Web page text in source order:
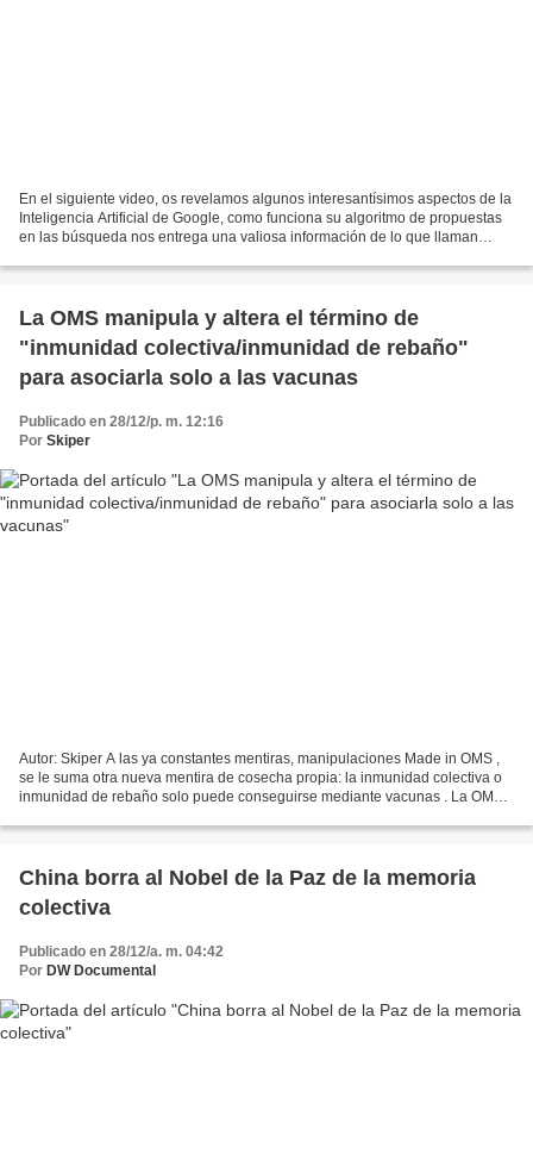
En el siguiente video, os revelamos algunos interesantísimos aspectos de la
Inteligencia Artificial de Google, como funciona su algoritmo de propuestas
en las búsqueda nos entrega una valiosa información de lo que llaman
La OMS manipula y altera el término de
"inmunidad colectiva/inmunidad de rebaño"
para asociarla solo a las vacunas
Publicado en 28/12/p. m. 12:16
Por Skiper
Autor: Skiper A las ya constantes mentiras, manipulaciones Made in OMS ,
se le suma otra nueva mentira de cosecha propia: la inmunidad colectiva o
inmunidad de rebaño solo puede conseguirse mediante vacunas . La OMS
China borra al Nobel de la Paz de la memoria
colectiva
Publicado en 28/12/a. m. 04:42
Por DW Documental